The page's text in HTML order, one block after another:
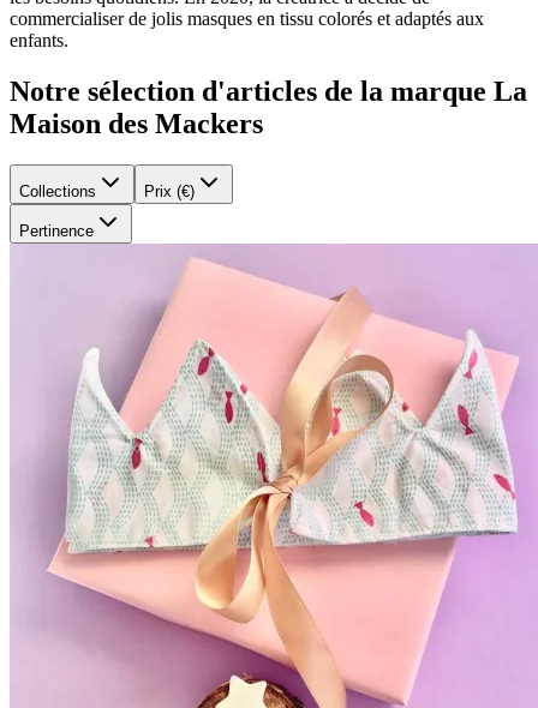
commercialiser de jolis masques en tissu colorés et adaptés aux
enfants.
Notre sélection d'articles de la marque La
Maison des Mackers
Collections Prix (€)
Pertinence